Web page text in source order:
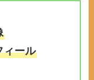
ィール